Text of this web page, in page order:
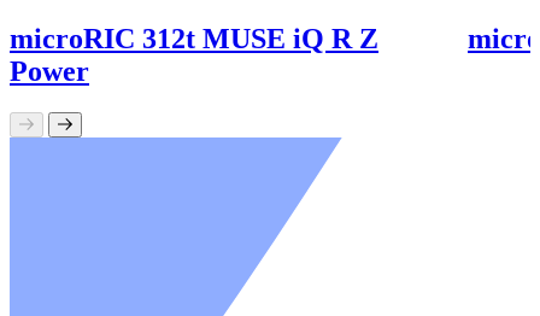
microRIC 312t MUSE iQ R Z
Power